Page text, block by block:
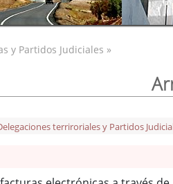
y Partidos Judiciales »
terriroriales y Partidos